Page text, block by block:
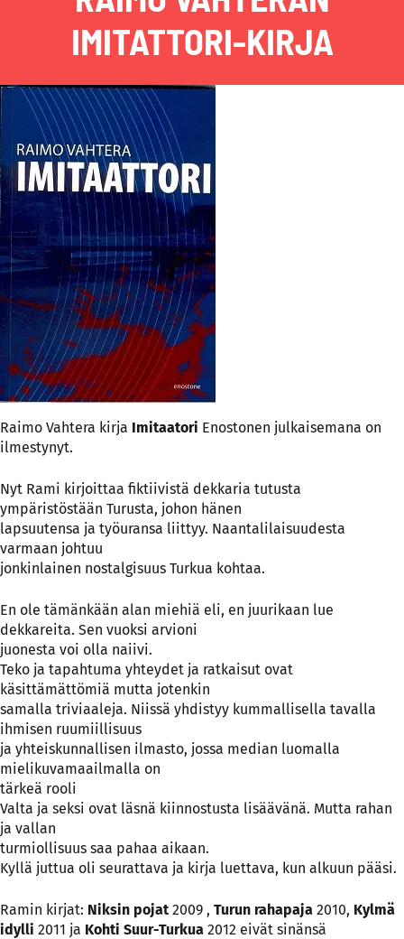
IMITATTORI-KIRJA
Raimo Vahtera kirja Imitaatori Enostonen julkaisemana on
ilmestynyt.
Nyt Rami kirjoittaa fiktiivistä dekkaria tutusta
ympäristöstään Turusta, johon hänen
lapsuutensa ja työuransa liittyy. Naantalilaisuudesta
varmaan johtuu
jonkinlainen nostalgisuus Turkua kohtaa.
En ole tämänkään alan miehiä eli, en juurikaan lue
dekkareita. Sen vuoksi arvioni
juonesta voi olla naiivi.
Teko ja tapahtuma yhteydet ja ratkaisut ovat
käsittämättömiä mutta jotenkin
samalla triviaaleja. Niissä yhdistyy kummallisella tavalla
ihmisen ruumiillisuus
ja yhteiskunnallisen ilmasto, jossa median luomalla
mielikuvamaailmalla on
tärkeä rooli
Valta ja seksi ovat läsnä kiinnostusta lisäävänä. Mutta rahan
ja vallan
turmiollisuus saa pahaa aikaan.
Kyllä juttua oli seurattava ja kirja luettava, kun alkuun pääsi.
Ramin kirjat: Niksin pojat 2009 , Turun rahapaja 2010, Kylmä
idylli 2011 ja Kohti Suur-Turkua 2012 eivät sinänsä